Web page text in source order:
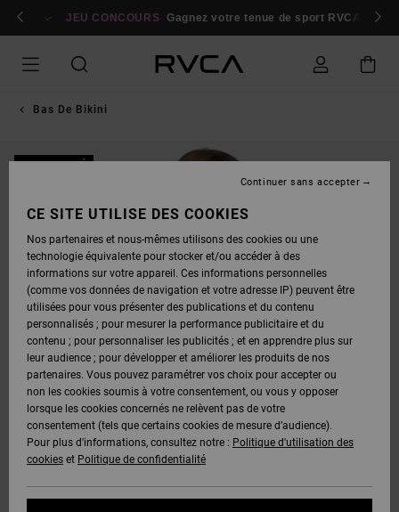
Se connecter / s'inscrire
JEU CONCOURS Gagnez votre tenue de sport RVCA
Bas De Bikini
CE SITE UTILISE DES COOKIES
Nos partenaires et nous-mêmes utilisons des cookies ou une
technologie équivalente pour stocker et/ou accéder à des
informations sur votre appareil. Ces informations personnelles
(comme vos données de navigation et votre adresse IP) peuvent être
utilisées pour vous présenter des publications et du contenu
personnalisés ; pour mesurer la performance publicitaire et du
contenu ; pour personnaliser les publicités ; et en apprendre plus sur
leur audience ; pour développer et améliorer les produits de nos
partenaires. Vous pouvez paramétrer vos choix pour accepter ou
non les cookies soumis à votre consentement, ou vous y opposer
lorsque les cookies concernés ne relèvent pas de votre
consentement (tels que certains cookies de mesure d’audience).
Pour plus d'informations, consultez notre : Politique d'utilisation des
cookies et Politique de confidentialité
Continuer sans accepter